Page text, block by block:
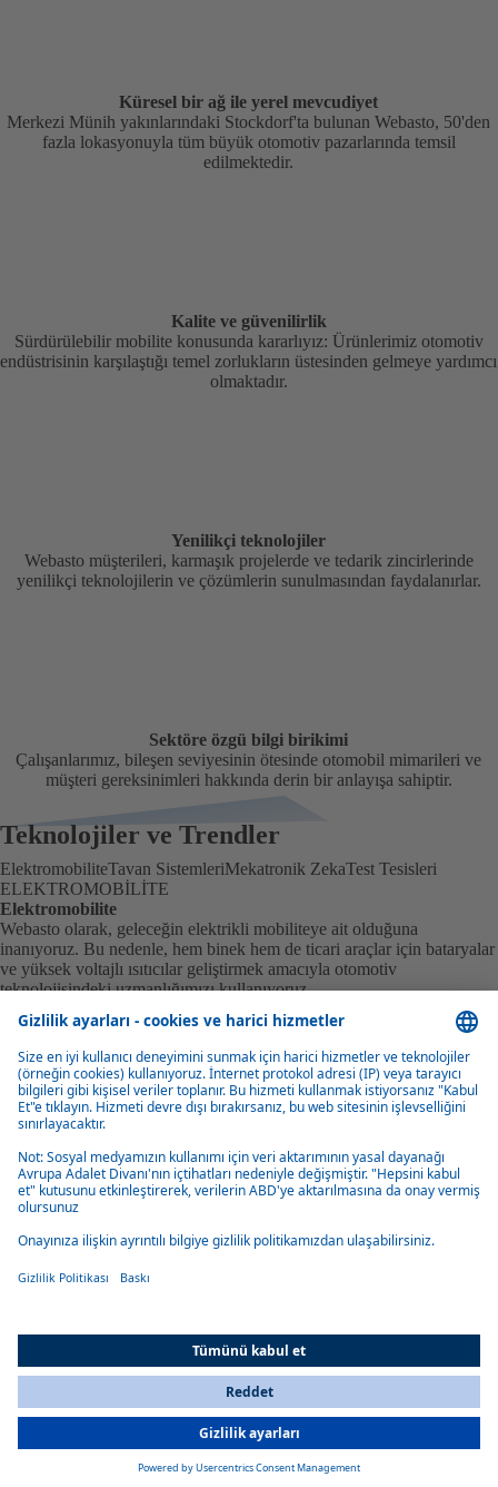
Küresel bir ağ ile yerel mevcudiyet
Merkezi Münih yakınlarındaki Stockdorf'ta bulunan Webasto, 50'den
fazla lokasyonuyla tüm büyük otomotiv pazarlarında temsil
edilmektedir.
Kalite ve güvenilirlik
Sürdürülebilir mobilite konusunda kararlıyız: Ürünlerimiz otomotiv
endüstrisinin karşılaştığı temel zorlukların üstesinden gelmeye yardımcı
olmaktadır.
Yenilikçi teknolojiler
Webasto müşterileri, karmaşık projelerde ve tedarik zincirlerinde
yenilikçi teknolojilerin ve çözümlerin sunulmasından faydalanırlar.
Sektöre özgü bilgi birikimi
Çalışanlarımız, bileşen seviyesinin ötesinde otomobil mimarileri ve
müşteri gereksinimleri hakkında derin bir anlayışa sahiptir.
Teknolojiler ve Trendler
ElektromobiliteTavan SistemleriMekatronik ZekaTest Tesisleri
ELEKTROMOBILITE
Elektromobilite
Webasto olarak, geleceğin elektrikli mobiliteye ait olduğuna
inanıyoruz. Bu nedenle, hem binek hem de ticari araçlar için bataryalar
ve yüksek voltajlı ısıtıcılar geliştirmek amacıyla otomotiv
teknolojisindeki uzmanlığımızı kullanıyoruz.
İletişime geçin
Sorularınızı yanıtlamaktan mutluluk duyarız. Bize bir mesaj yazın,
You are currently on our website forTurkey
information, please visit our website forAmerica.
All Countries